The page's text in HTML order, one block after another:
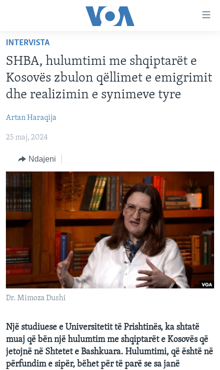
faqen
kryesore
Kalo
tek
faqja
Kalo
tek
kërkimi
FAQJA KRYESORE
KATEGORITË
BOTA
MJEDISI
KULTURË
SHKENCË DHE TEKNOLOGJI
SHËNDETËSI
INTERVISTA
DITARI
DITARI
Learning English
FOLLOW US
Gjuhët
INTERVISTA
SHBA, hulumtimi me shqiptarët e
Kosovës zbulon qëllimet e emigrimit
dhe realizimin e synimeve tyre
Artan Haraqija
25 maj, 2024
Ndajeni
Dr. Mimoza Dushi
Një studiuese e Universitetit të Prishtinës, ka shtatë
muaj që bën një hulumtim me shqiptarët e Kosovës që
jetojnë në Shtetet e Bashkuara. Hulumtimi, që është në
përfundim e sipër, bëhet për të parë se sa janë